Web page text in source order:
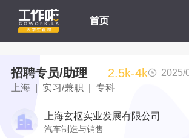
首页
招聘专员/助理 2.5k-4k
2025/
上海 | 实习/兼职 | 专科
上海玄枢实业发展有限公司
汽车制造与销售